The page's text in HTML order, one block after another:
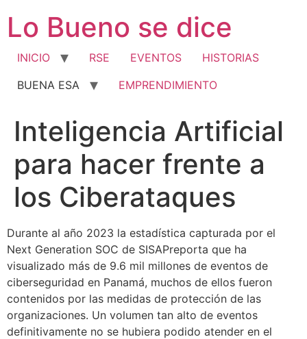
contenido
Lo Bueno se dice
INICIO RSE EVENTOS
HISTORIAS
BUENA ESA
EMPRENDIMIENTO
Inteligencia Artificial
para hacer frente a
los Ciberataques
Durante al año 2023 la estadística capturada por el
Next Generation SOC de SISAPreporta que ha
visualizado más de 9.6 mil millones de eventos de
ciberseguridad en Panamá, muchos de ellos fueron
contenidos por las medidas de protección de las
organizaciones. Un volumen tan alto de eventos
definitivamente no se hubiera podido atender en el